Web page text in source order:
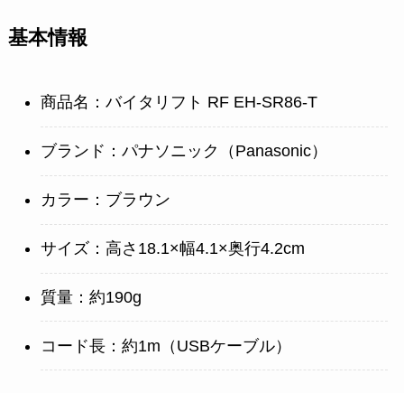
基本情報
商品名：バイタリフト RF EH-SR86-T
ブランド：パナソニック（Panasonic）
カラー：ブラウン
サイズ：高さ18.1×幅4.1×奥行4.2cm
質量：約190g
コード長：約1m（USBケーブル）